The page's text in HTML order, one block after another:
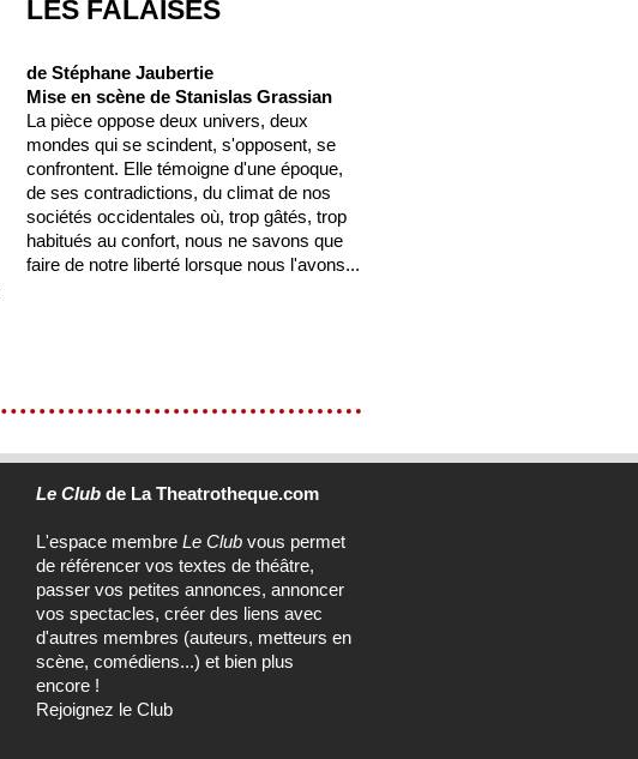
LES FALAISES
de Stéphane Jaubertie
Mise en scène de Stanislas Grassian
La pièce oppose deux univers, deux
mondes qui se scindent, s'opposent, se
confrontent. Elle témoigne d'une époque,
de ses contradictions, du climat de nos
sociétés occidentales où, trop gâtés, trop
habitués au confort, nous ne savons que
faire de notre liberté lorsque nous l'avons...
Le Club de La Theatrotheque.com
L'espace membreLe Club vous permet
de référencer vos textes de théâtre,
passer vos petites annonces, annoncer
vos spectacles, créer des liens avec
d'autres membres (auteurs, metteurs en
scène, comédiens...) et bien plus
encore !
Rejoignez le Club